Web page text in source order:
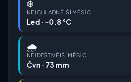
❄️
NEJCHLADNĚJŠÍ MĚSÍC
Led · -0.8 °C
🌧️
NEJDEŠTIVĚJŠÍ MĚSÍC
Čvn · 73 mm